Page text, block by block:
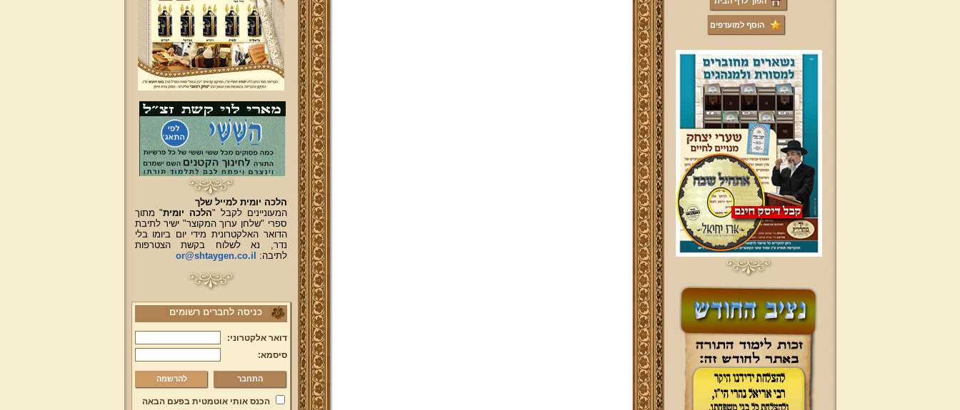
הוסף למועדפים
הלכה יומית למייל שלך
המעוניינים לקבל "הלכה יומית" מתוך
ספרי "שלחן ערוך המקוצר" ישיר לתיבת
הדואר האלקטרונית מידי יום ביומו בלי
נדר, נא לשלוח בקשת הצטרפות
לתיבה:
or@shtaygen.co.il
כניסה לחברים רשומים
דואר אלקטרוני:
סיסמא:
להרשמה
הכנס אותי אוטמטית בפעם הבאה